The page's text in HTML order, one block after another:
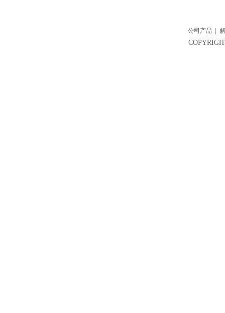
公司产品